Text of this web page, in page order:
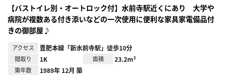
【バストイレ別・オートロック付】水前寺駅近くにあり 大学や
病院が複数ある付き添いなどの一次使用に便利な家具家電備品付
きの御部屋♪
アクセス 豊肥本線「新水前寺駅」徒歩10分
間取り 1K 面積 23.2m²
築年数 1989年 12月 築